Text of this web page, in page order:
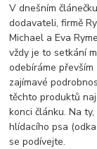
V dnešním
dodavateli, firmě
Michael a Eva
vždy je to setkání
odebíráme
zajímavé
těchto produktů
konci článku. Na
hlídacího psa
se podívejte.